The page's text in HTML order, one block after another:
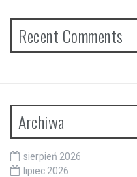
Recent Comments
Archiwa
sierpień 2026
lipiec 2026